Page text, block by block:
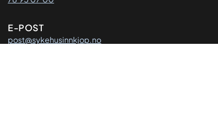
E-POST
post@sykehusinnkjop.no